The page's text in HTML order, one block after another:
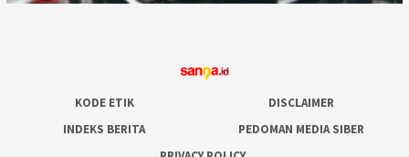
KODE ETIK
DISCLAIMER
INDEKS BERITA
PEDOMAN MEDIA SIBER